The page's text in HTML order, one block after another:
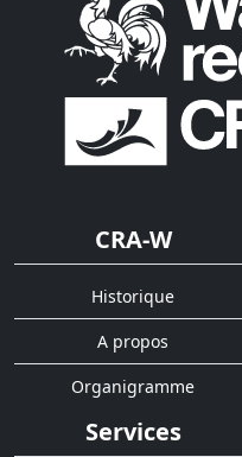
CRA-W
Historique
A propos
Organigramme
Services